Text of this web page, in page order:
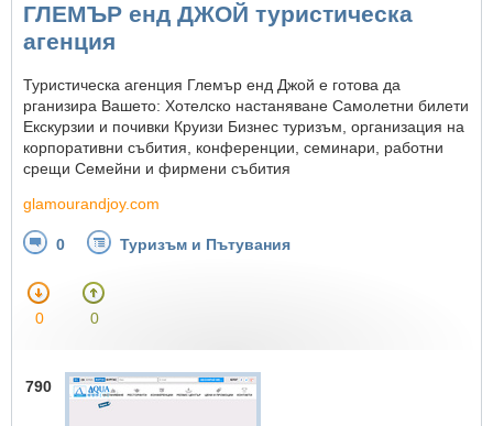
ГЛЕМЪР енд ДЖОЙ туристическа
агенция
Туристическа агенция Глемър енд Джой е готова да
рганизира Вашето: Хотелско настаняване Самолетни билети
Екскурзии и почивки Круизи Бизнес туризъм, организация на
корпоративни събития, конференции, семинари, работни
срещи Семейни и фирмени събития
glamourandjoy.com
0 Туризъм и Пътувания
0 0
790